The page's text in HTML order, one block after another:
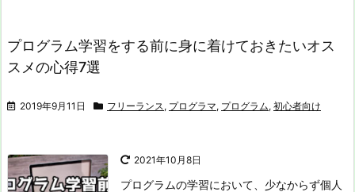
プログラム学習をする前に身に着けておきたいオス
スメの心得7選
2019年9月11日 フリーランス, プログラマ, プログラム, 初心者向け
2021年10月8日
プログラムの学習において、少なからず個人